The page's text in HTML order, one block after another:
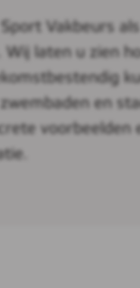
Vakbeurs
laten u zien
en
voorbeelden